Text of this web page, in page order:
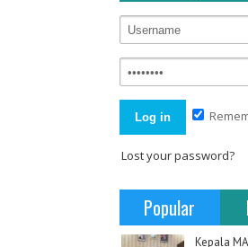
Lost your password?
Popular
Kepala